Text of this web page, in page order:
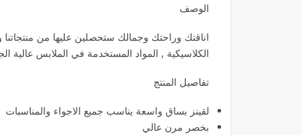
الوصف
اناقتك وراحتك وجمالك ستحصلين عليها من منتجاتنا
الكلاسيكية , المواد المستخدمة في الملابس عالية
تفاصيل المنتج
لقينز بساق واسعة يناسب جميع الاجواء والمناسبات
‏بخصر مرن عالي